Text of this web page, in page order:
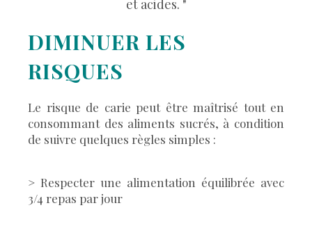
et acides. "
DIMINUER LES
RISQUES
Le risque de carie peut être maîtrisé tout en
consommant des aliments sucrés, à condition
de suivre quelques règles simples :
> Respecter une alimentation équilibrée avec
3/4 repas par jour